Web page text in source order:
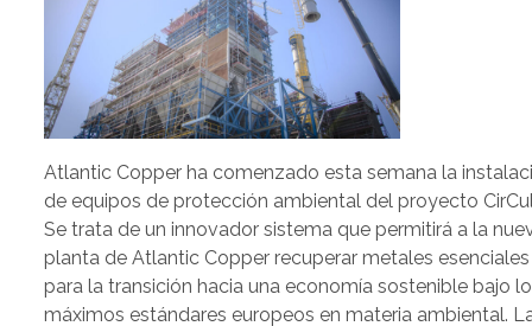
Atlantic Copper ha comenzado esta semana la
de equipos de protección ambiental del proyecto
Se trata de un innovador sistema que permitirá a la
planta de Atlantic Copper recuperar metales esenciales
para la transición hacia una economía sostenible bajo
máximos estándares europeos en materia ambiental.